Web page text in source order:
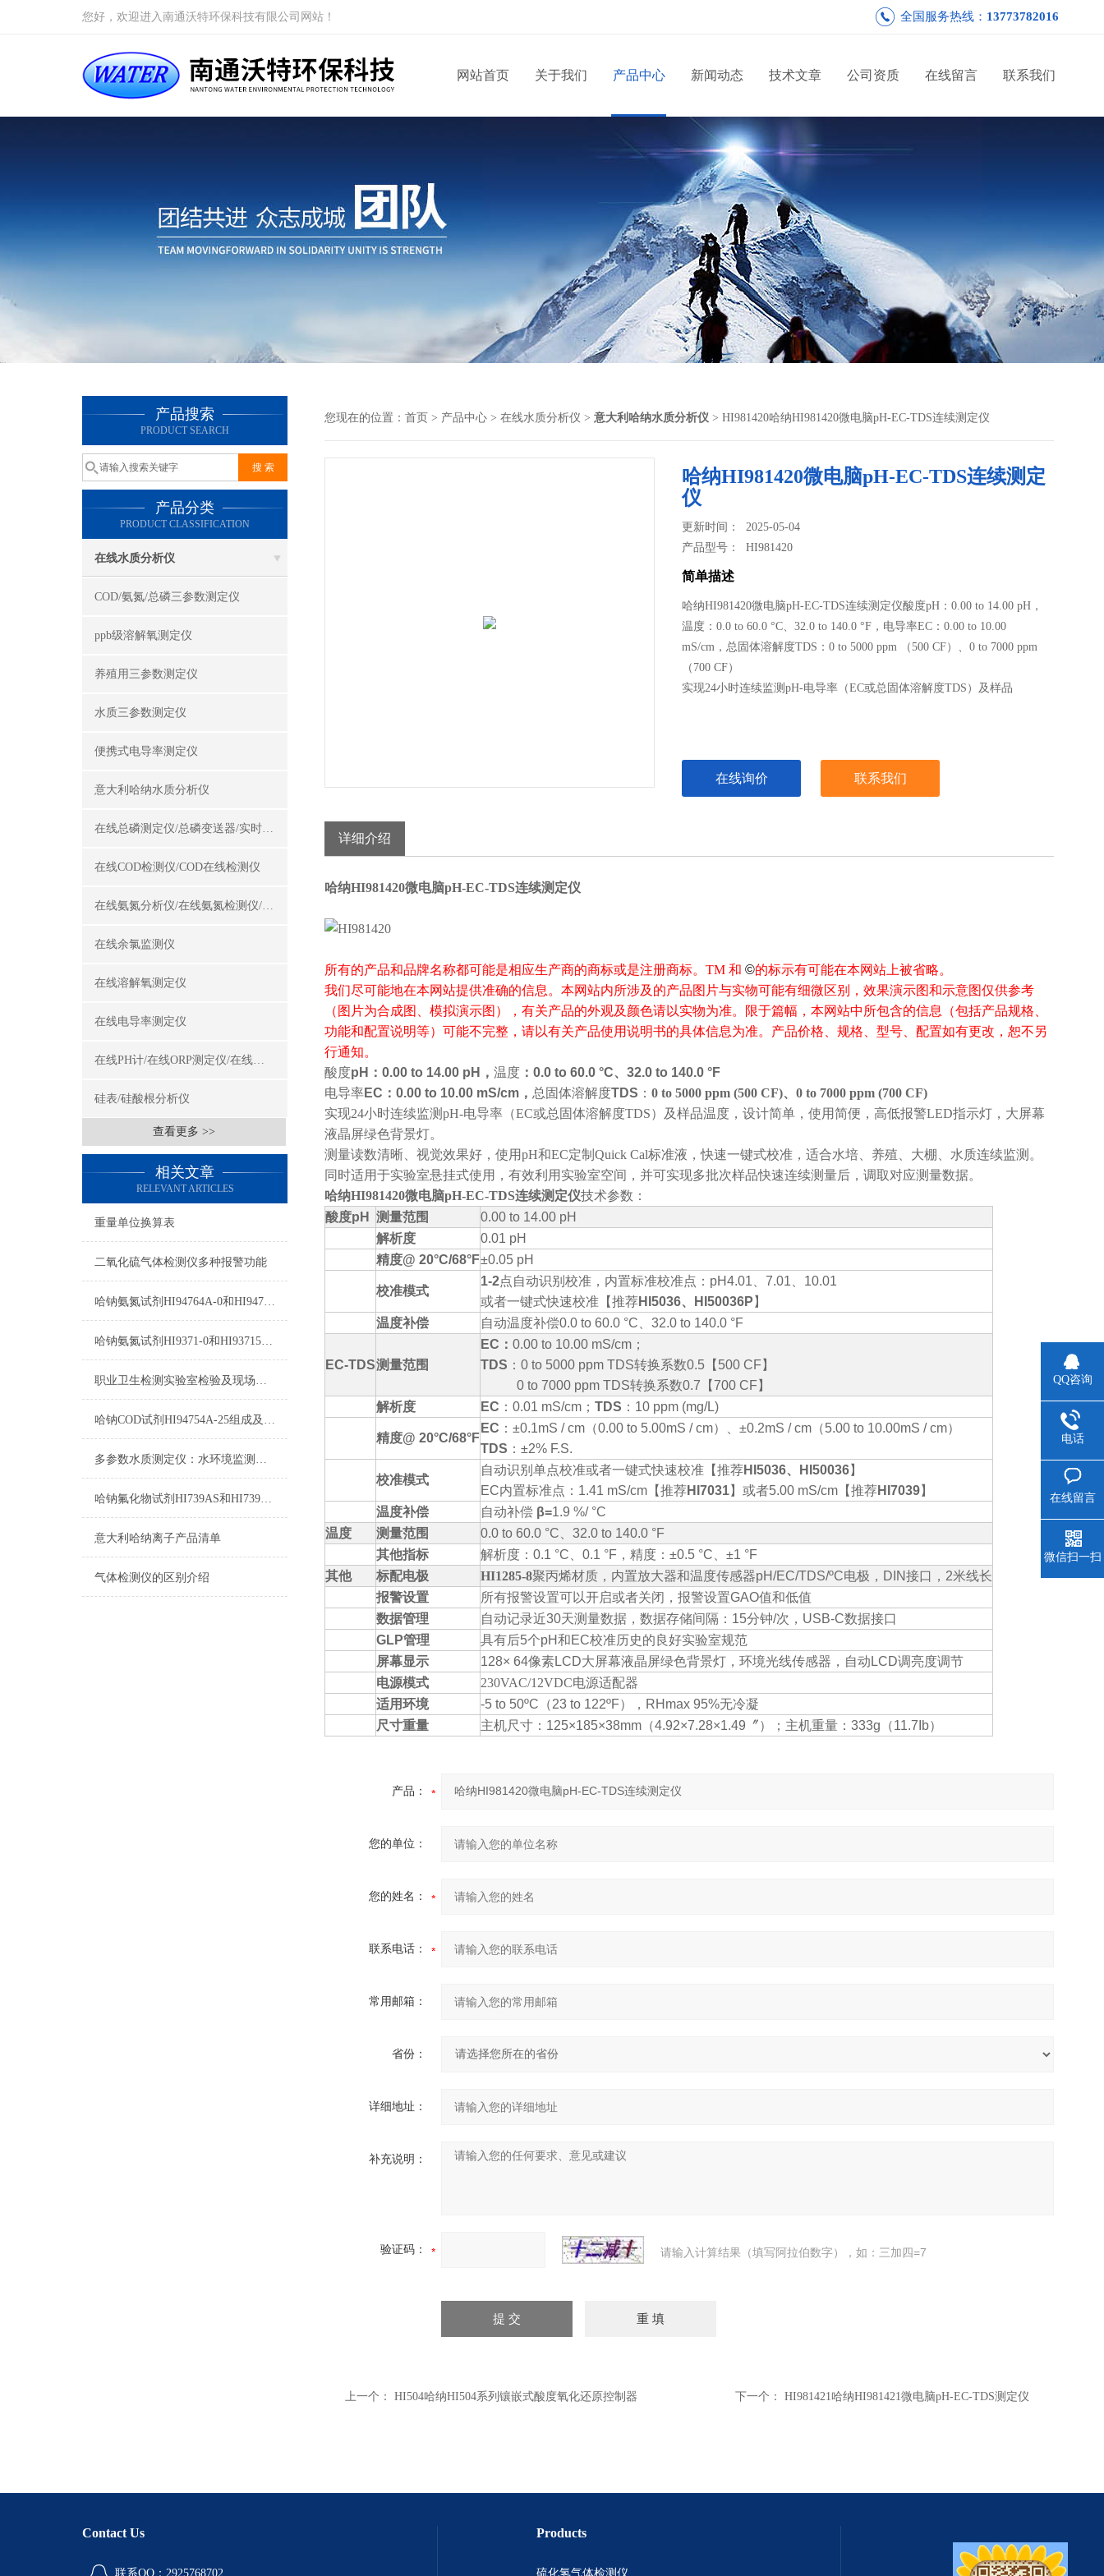
您好，欢迎进入南通沃特环保科技有限公司网站！ 全国服务热线： 13773782016
网站首页 关于我们 产品中心 新闻动态 技术文章 公司资质 在线留言 联系我们
产品搜索
PRODUCT SEARCH
产品分类
PRODUCT CLASSIFICATION
在线水质分析仪
COD/氨氮/总磷三参数测定仪
ppb级溶解氧测定仪
养殖用三参数测定仪
水质三参数测定仪
便携式电导率测定仪
意大利哈纳水质分析仪
在线总磷测定仪/总磷变送器/实时总磷监测仪
在线COD检测仪/COD在线检测仪
在线氨氮分析仪/在线氨氮检测仪/氨氮变送器
在线余氯监测仪
在线溶解氧测定仪
在线电导率测定仪
在线PH计/在线ORP测定仪/在线酸碱度计
硅表/硅酸根分析仪
查看更多 >>
相关文章
RELEVANT ARTICLES
重量单位换算表
二氧化硫气体检测仪多种报警功能
哈钠氨氮试剂HI94764A-0和HI94764-0测量原理
哈钠氨氮试剂HI9371-0和HI93715B-0使用方法
职业卫生检测实验室检验及现场检测设备目录（乙级）解决方案
哈钠COD试剂HI94754A-25组成及测量范围
多参数水质测定仪：水环境监测的全方位解决方案
哈钠氟化物试剂HI739AS和HI739BS使用方法
意大利哈纳离子产品清单
气体检测仪的区别介绍
您现在的位置： 首页 > 产品中心 > 在线水质分析仪 > 意大利哈纳水质分析仪 > HI981420哈纳HI981420微电脑pH-EC-TDS连续测定仪
哈纳HI981420微电脑pH-EC-TDS连续测定
仪
更新时间： 2025-05-04
产品型号：HI981420
简单描述
哈纳HI981420微电脑pH-EC-TDS连续测定仪酸度pH：0.00 to 14.00 pH，
温度：0.0 to 60.0 °C、32.0 to 140.0 °F，电导率EC：0.00 to 10.00
mS/cm，总固体溶解度TDS：0 to 5000 ppm （500 CF）、0 to 7000 ppm
（700 CF）
实现24小时连续监测pH-电导率（EC或总固体溶解度TDS）及样品
在线询价 联系我们
详细介绍
哈纳HI981420微电脑pH-EC-TDS连续测定仪
所有的产品和品牌名称都可能是相应生产商的商标或是注册商标。TM 和 ©的标示有可能在本网站上被省略。
我们尽可能地在本网站提供准确的信息。本网站内所涉及的产品图片与实物可能有细微区别，效果演示图和示意图仅供参考
（图片为合成图、模拟演示图），有关产品的外观及颜色请以实物为准。限于篇幅，本网站中所包含的信息（包括产品规格、
功能和配置说明等）可能不完整，请以有关产品使用说明书的具体信息为准。产品价格、规格、型号、配置如有更改，恕不另
行通知。
酸度pH： 0.00 to 14.00 pH， 温度 ： 0.0 to 60.0 °C、32.0 to 140.0 °F
电导率EC：0.00 to 10.00 mS/cm， 总固体溶解度TDS ： 0 to 5000 ppm (500 CF)、0 to 7000 ppm (700 CF)
实现24小时连续监测pH-电导率（EC或总固体溶解度TDS）及样品温度，设计简单，使用简便，高低报警LED指示灯，大屏幕
液晶屏绿色背景灯。
测量读数清晰、视觉效果好，使用pH和EC定制Quick Cal标准液，快速一键式校准，适合水培、养殖、大棚、水质连续监测。
同时适用于实验室悬挂式使用，有效利用实验室空间，并可实现多批次样品快速连续测量后，调取对应测量数据。
哈纳HI981420微电脑pH-EC-TDS连续测定仪技术参数：
酸度pH 测量范围
0.00 to 14.00 pH
解析度
0.01 pH
精度@ 20°C/68°F±0.05 pH
校准模式
1-2点自动识别校准，内置标准校准点： pH4.01 7.01
10.01
或者一键式快速校准【推荐HI5036、 HI50036P 】
温度补偿
自动温度补偿0.0 to 60.0 °C 32.0 to 140.0 °F
EC-TDS测量范围
EC ： 0.00 to 10.00 mS/cm ；
TDS ： 0 to 5000 ppm TDS转换系数0.5 【 500 CF 】
0 to 7000 ppm TDS转换系数0.7 【700 CF 】
解析度
EC ： 0.01 mS/cm ； TDS ： 10 ppm (mg/L)
精度@ 20°C/68°F
EC ： ±0.1mS / cm （0.00 to 5.00mS / cm）、 ±0.2mS / cm （5.00 to 10.00mS / cm）
TDS ： ±2% F.S.
校准模式
自动识别单点校准或者一键式快速校准【推荐HI5036、 HI50036】
EC内置标准点： 1.41 mS/cm 【推荐HI7031】或者5.00 mS/cm 【推荐HI7039】
温度补偿
自动补偿 β=1.9 %/ °C
温度
测量范围 0.0 to 60.0 °C
32.0 to 140.0 °F
其他指标
解析度 ： 0.1 °C 0.1 °F ， 精度 ： ±0.5 °C
±1 °F
其他
标配电极 HI1285-8聚丙烯材质，内置放大器和温度传感器pH/EC/TDS/ºC电极 ， DIN接口 ， 2米线长
报警设置
所有报警设置可以开启或者关闭，报警设置GAO值和低值
数据管理
自动记录近30天测量数据，数据存储间隔 ： 15分钟/次 ， USB-C数据接口
GLP管理 具有后5个pH和EC校准历史的良好实验室规范
屏幕显示
128× 64像素LCD大屏幕液晶屏绿色背景灯，环境光线传感器，自动 LCD调亮度调节
电源模式
230VAC/12VDC电源适配器
适用环境
-5 to 50ºC （23 to 122ºF）， RHmax 95%无冷凝
尺寸重量
主机尺寸 ： 125×185×38mm （4.92×7.28×1.49 〞）； 主机重量 ： 333g （11.7Ib）
产品：
您的单位：
您的姓名：
联系电话：
常用邮箱：
省份：
详细地址：
补充说明：
验证码： 请输入计算结果（填写阿拉伯数字），如：三加四=7
上一个： HI504哈纳HI504系列镶嵌式酸度氧化还原控制器 下一个： HI981421哈纳HI981421微电脑pH-EC-TDS测定仪
Contact Us
联系QQ：2925768702
Products
硫化氢气体检测仪
QQ咨询
电话
在线留言
微信扫一扫